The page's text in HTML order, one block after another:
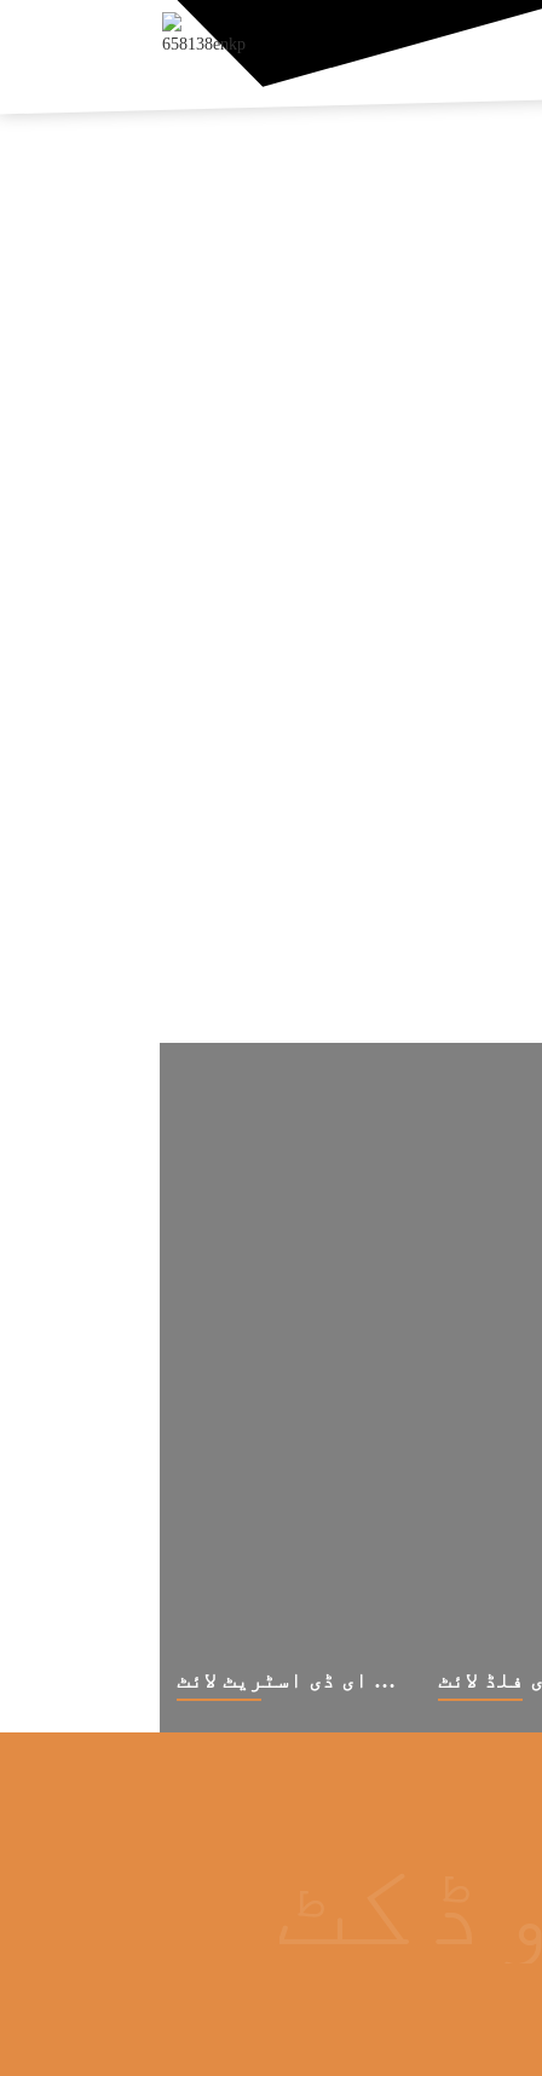
ایل ای ڈی اسٹریٹ لائٹ فلڈ لائٹ